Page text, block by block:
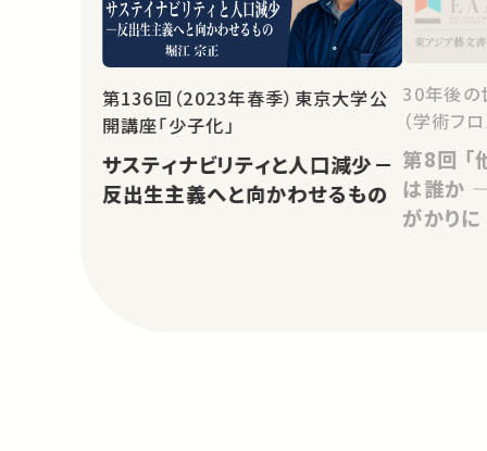
第136回（2023年春季）東京大学公
開講座「少子化」
サスティナビリティと人口減少－
反出生主義へと向かわせるもの
30年後の
（学術フ
第8回 「他者」と共生する「私」と
は誰か
がかりに